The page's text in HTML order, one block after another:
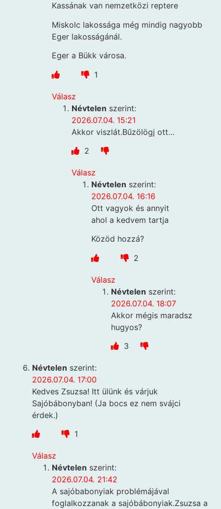
Kassának van nemzetközi reptere
Miskolc lakossága még mindig nagyobb
Eger lakosságánál.
Eger a Bükk városa.
1
Válasz
Névtelen szerint:
2026.07.04. 15:21
Akkor viszlát.Bűzölögj ott…
2
Válasz
Névtelen szerint:
2026.07.04. 16:16
Ott vagyok és annyit
ahol a kedvem tartja
Közöd hozzá?
2
Válasz
Névtelen szerint:
2026.07.04. 18:07
Akkor mégis maradsz
hugyos?
3
Névtelen szerint:
2026.07.04. 17:00
Kedves Zsuzsa! Itt ülünk és várjuk
Sajóbábonyban! (Ja bocs ez nem svájci
érdek.)
1
Válasz
Névtelen szerint:
2026.07.04. 21:42
A sajóbabonyiak problémájával
foglalkozzanak a sajóbábonyiak.Zsuzsa a